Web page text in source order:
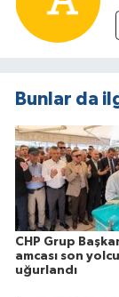
Bunlar da
CHP Grup
amcası son
uğurlandı